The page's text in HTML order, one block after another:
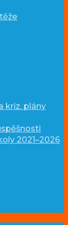
kriz. plány
2021–2026